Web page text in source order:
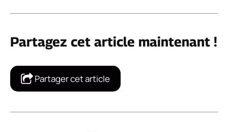
Partagez cet article maintenant !
Partager cet article